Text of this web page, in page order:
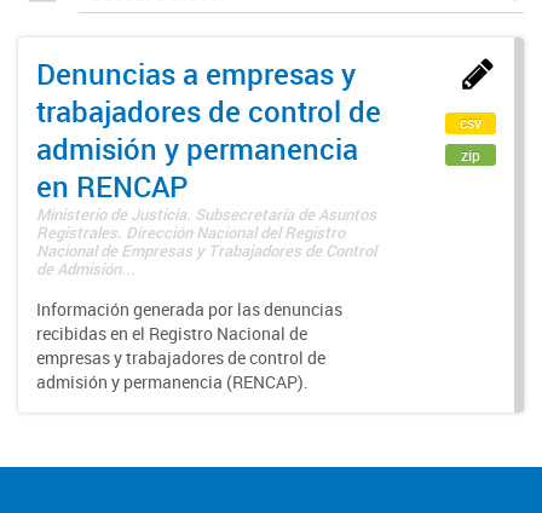
Denuncias a empresas y
trabajadores de control de
admisión y permanencia
en RENCAP
Ministerio de Justicia. Subsecretaría de Asuntos
Registrales. Dirección Nacional del Registro
Nacional de Empresas y Trabajadores de Control
de Admisión...
Información generada por las denuncias
recibidas en el Registro Nacional de
empresas y trabajadores de control de
admisión y permanencia (RENCAP).
csv
zip